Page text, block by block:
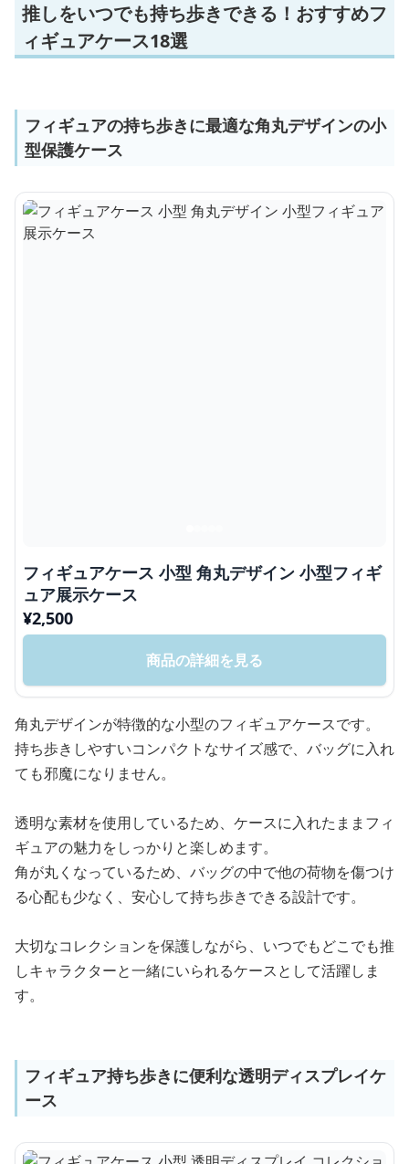
推しをいつでも持ち歩きできる！おすすめフ
ィギュアケース18選
フィギュアの持ち歩きに最適な角丸デザインの小
型保護ケース
フィギュアケース 小型 角丸デザイン 小型フィギ
ュア展示ケース
¥2,500
商品の詳細を見る
角丸デザインが特徴的な小型のフィギュアケースです。
持ち歩きしやすいコンパクトなサイズ感で、バッグに入れ
ても邪魔になりません。
透明な素材を使用しているため、ケースに入れたままフィ
ギュアの魅力をしっかりと楽しめます。
角が丸くなっているため、バッグの中で他の荷物を傷つけ
る心配も少なく、安心して持ち歩きできる設計です。
大切なコレクションを保護しながら、いつでもどこでも推
しキャラクターと一緒にいられるケースとして活躍しま
す。
フィギュア持ち歩きに便利な透明ディスプレイケ
ース